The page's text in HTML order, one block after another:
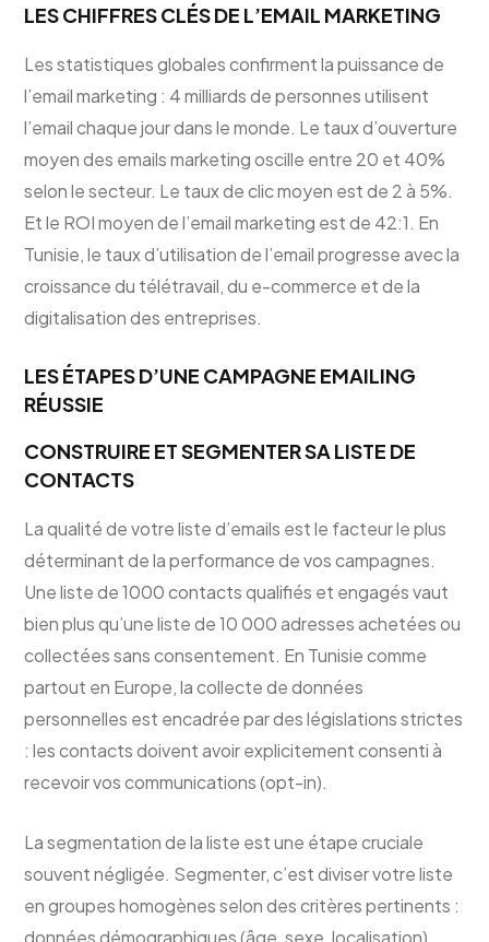
LES CHIFFRES CLÉS DE L’EMAIL MARKETING
Les statistiques globales confirment la puissance de
l’email marketing : 4 milliards de personnes utilisent
l’email chaque jour dans le monde. Le taux d’ouverture
moyen des emails marketing oscille entre 20 et 40%
selon le secteur. Le taux de clic moyen est de 2 à 5%.
Et le ROI moyen de l’email marketing est de 42:1. En
Tunisie, le taux d’utilisation de l’email progresse avec la
croissance du télétravail, du e-commerce et de la
digitalisation des entreprises.
LES ÉTAPES D’UNE CAMPAGNE EMAILING
RÉUSSIE
CONSTRUIRE ET SEGMENTER SA LISTE DE
CONTACTS
La qualité de votre liste d’emails est le facteur le plus
déterminant de la performance de vos campagnes.
Une liste de 1000 contacts qualifiés et engagés vaut
bien plus qu’une liste de 10 000 adresses achetées ou
collectées sans consentement. En Tunisie comme
partout en Europe, la collecte de données
personnelles est encadrée par des législations strictes
: les contacts doivent avoir explicitement consenti à
recevoir vos communications (opt-in).
La segmentation de la liste est une étape cruciale
souvent négligée. Segmenter, c’est diviser votre liste
en groupes homogènes selon des critères pertinents :
données démographiques (âge, sexe, localisation),